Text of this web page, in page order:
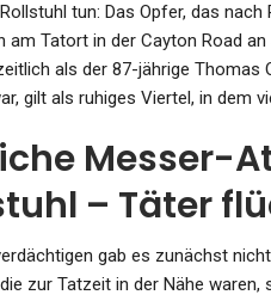
tun: Das Opfer, das
am Tatort in der Cayton Road
als der 87-jährige Thomas
gilt als ruhiges Viertel, in dem
Messer-
– Täter
gab es zunächst
zur Tatzeit in der Nähe
KULTUR
Zum Tag Der
Provenienzforschung:
Admin